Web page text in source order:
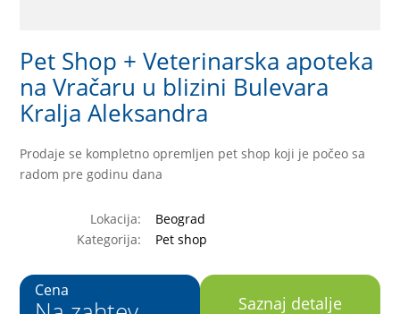
Pet Shop + Veterinarska apoteka
na Vračaru u blizini Bulevara
Kralja Aleksandra
Prodaje se kompletno opremljen pet shop koji je počeo sa
radom pre godinu dana
Lokacija:
Beograd
Kategorija:
Pet shop
Cena
Saznaj detalje